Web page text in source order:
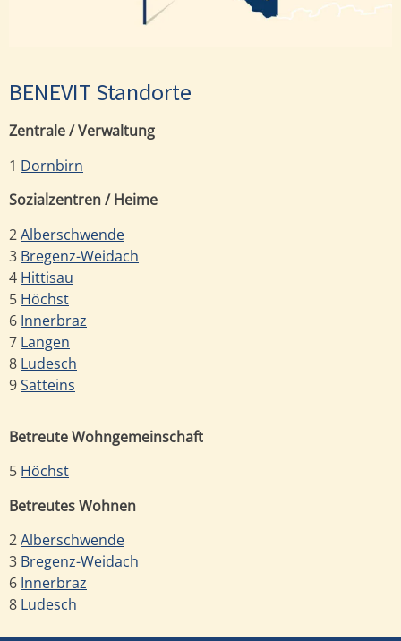
BENEVIT Standorte
Zentrale / Verwaltung
1 Dornbirn
Sozialzentren / Heime
2Alberschwende
3 Bregenz-Weidach
4 Hittisau
5 Höchst
6 Innerbraz
7 Langen
8 Ludesch
9Satteins
Betreute Wohngemeinschaft
5 Höchst
Betreutes Wohnen
2Alberschwende
3 Bregenz-Weidach
6 Innerbraz
8 Ludesch